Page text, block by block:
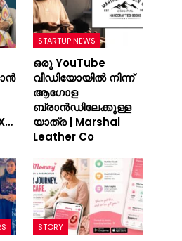
STARTUP NEWS
ഒരു YouTube
വീഡിയോയിൽ നിന്ന്
ആഗോള
ബ്രാൻഡിലേക്കുള്ള
യാത്ര | Marshal
Leather Co
STORY